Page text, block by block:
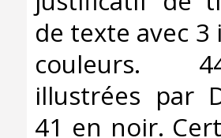
de texte avec
couleurs.
illustrées par
41 en noir.